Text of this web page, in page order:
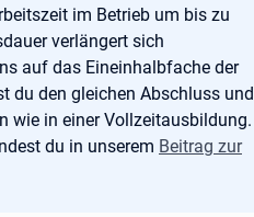
im Betrieb um bis zu
verlängert sich
auf das Eineinhalbfache der
du den gleichen Abschluss und
wie in einer Vollzeitausbildung.
du in unserem Beitrag zur